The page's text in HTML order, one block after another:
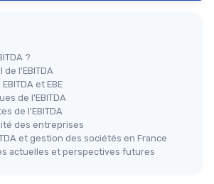
?
l'EBITDA
et EBE
de l'EBITDA
de l'EBITDA
des entreprises
et gestion des sociétés en France
actuelles et perspectives futures